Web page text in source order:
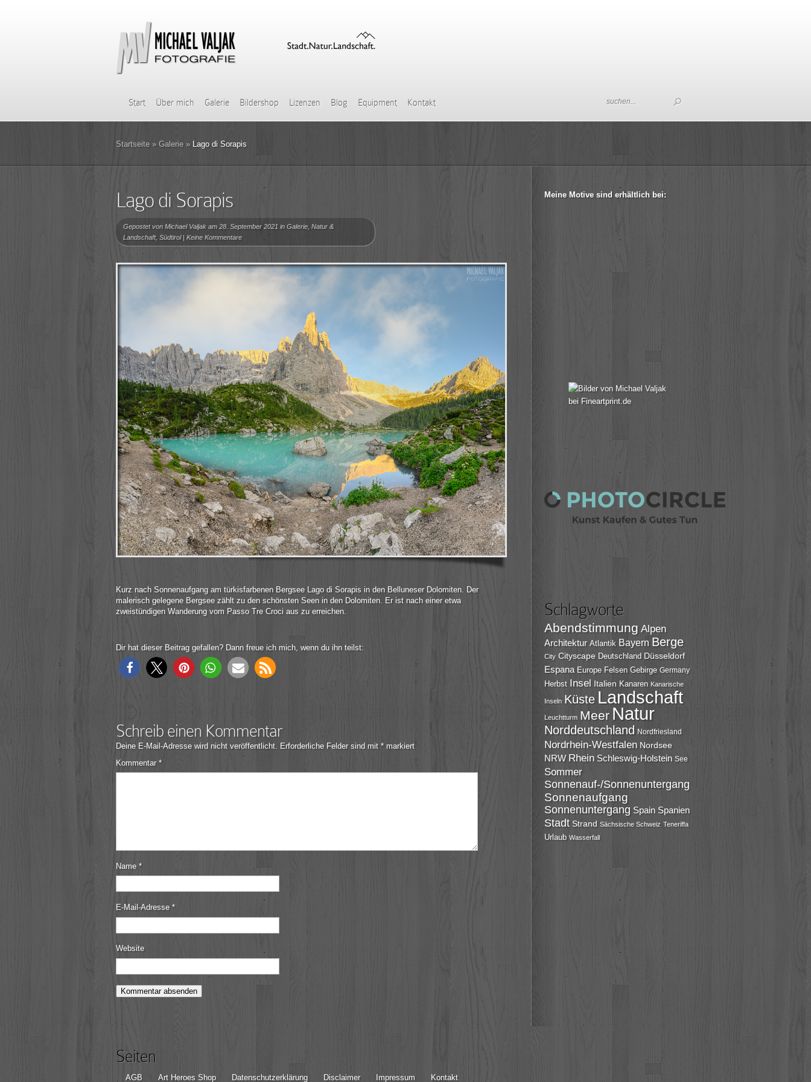
Start Über mich Galerie Bildershop Lizenzen Blog Equipment Kontakt
Startseite » Galerie » Lago di Sorapis
Lago di Sorapis
Gepostet von Michael Valjak am 28. September 2021 in Galerie Natur &
Landschaft, Südtirol| Keine Kommentare
Kurz nach Sonnenaufgang am türkisfarbenen Bergsee Lago di Sorapis in den Belluneser Dolomiten. Der
malerisch gelegene Bergsee zählt zu den schönsten Seen in den Dolomiten. Er ist nach einer etwa
zweistündigen Wanderung vom Passo Tre Croci aus zu erreichen.
Dir hat dieser Beitrag gefallen? Dann freue ich mich, wenn du ihn teilst:
Schreib einen Kommentar
Deine E-Mail-Adresse wird nicht veröffentlicht. Erforderliche Felder sind mit * markiert
Kommentar *
Name *
E-Mail-Adresse *
Website
Meine Motive sind erhältlich bei:
Schlagworte
Abendstimmung Alpen
Architektur Atlantik Bayern Berge
City Cityscape Deutschland Düsseldorf
Espana Europe Felsen Gebirge Germany
Herbst Insel Italien Kanaren Kanarische
Inseln Küste Landschaft
Leuchtturm Meer Natur
Norddeutschland Nordfriesland
Nordrhein-Westfalen Nordsee
NRW Rhein Schleswig-Holstein See
Sommer
Sonnenauf-/Sonnenuntergang
Sonnenaufgang
Sonnenuntergang Spain Spanien
Stadt Strand Sächsische Schweiz Teneriffa
Urlaub Wasserfall
Seiten
AGB Art Heroes Shop Datenschutzerklärung Disclaimer Impressum Kontakt